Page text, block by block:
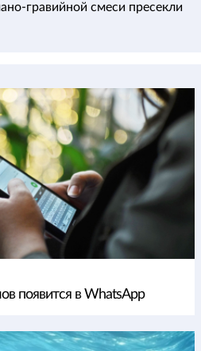
гравийной смеси пресекли
появится в WhatsApp